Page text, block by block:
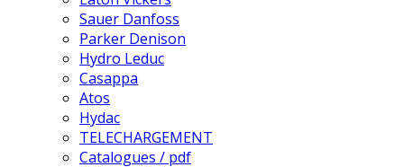
Sauer Danfoss
Parker Denison
Hydro Leduc
Casappa
Atos
Hydac
TELECHARGEMENT
Catalogues / pdf